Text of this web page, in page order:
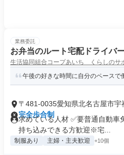
業務委託
お弁当のルート宅配ドライバ
生活協同組合コープあいち くらしのサ
午後の好きな時間に自分のペースで
〒481-0035愛知県北名古屋市宇
完全歩合制
求めている人材 ✅要普通自動
持ち込みできる方歓迎※宅...
制服あり 主婦・主夫歓迎 +10個